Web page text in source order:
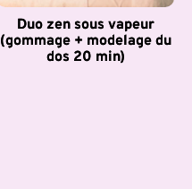
Duo zen sous vapeur
(gommage + modelage du
dos 20 min)